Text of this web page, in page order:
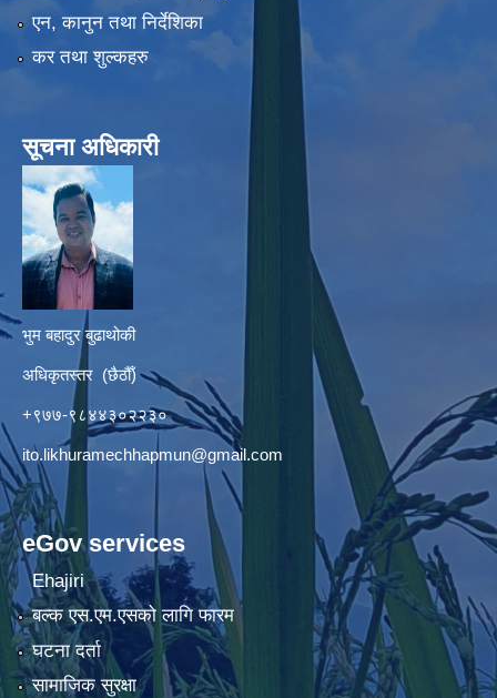
एन, कानुन तथा निर्देशिका
कर तथा शुल्कहरु
सूचना अधिकारी
भुम बहादुर बुढाथोकी
अधिकृतस्तर (छैठौँ)
+९७७-९८४४३०२२३०
ito.likhuramechhapmun@gmail.com
eGov services
Ehajiri
बल्क एस.एम.एसको लागि फारम
घटना दर्ता
सामाजिक सुरक्षा